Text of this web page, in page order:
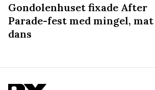
Gondolenhuset fixade After
Parade-fest med mingel,
dans